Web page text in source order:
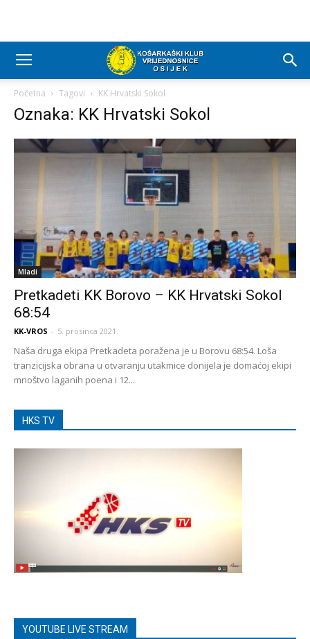
Početna Tagovi KK Hrvatski Sokol
Oznaka: KK Hrvatski Sokol
Mladi
Pretkadeti KK Borovo – KK Hrvatski Sokol
68:54
KK-VROS - 5. prosinca 2021.
Naša druga ekipa Pretkadeta poražena je u Borovu 68:54. Loša
tranzicijska obrana u otvaranju utakmice donijela je domaćoj ekipi
mnoštvo laganih poena i 12...
HKS TV
YOUTUBE LIVE STREAM